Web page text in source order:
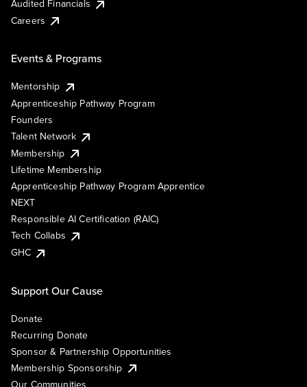
Audited Financials
Careers
Events & Programs
Mentorship
Apprenticeship Pathway Program
Founders
Talent Network
Membership
Lifetime Membership
Apprenticeship Pathway Program Apprentice
NEXT
Responsible AI Certification (RAIC)
Tech Collabs
GHC
Support Our Cause
Donate
Recurring Donate
Sponsor & Partnership Opportunities
Membership Sponsorship